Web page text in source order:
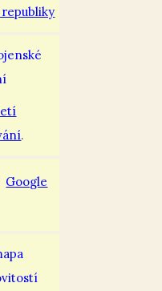
.
Google